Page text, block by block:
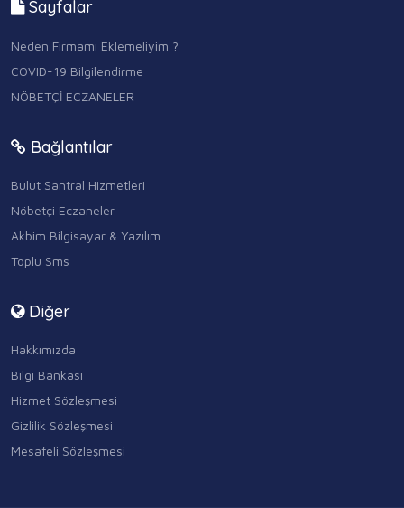
Sayfalar
Neden Firmamı Eklemeliyim ?
COVID-19 Bilgilendirme
NÖBETÇİ ECZANELER
Bağlantılar
Bulut Santral Hizmetleri
Nöbetçi Eczaneler
Akbim Bilgisayar & Yazılım
Toplu Sms
Diğer
Hakkımızda
Bilgi Bankası
Hizmet Sözleşmesi
Gizlilik Sözleşmesi
Mesafeli Sözleşmesi